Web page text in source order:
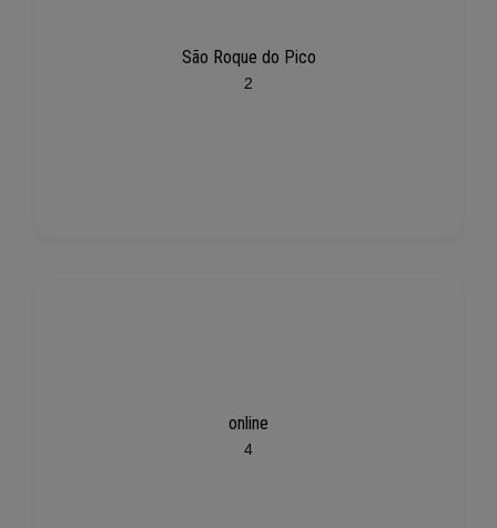
São Roque do Pico
2
online
4